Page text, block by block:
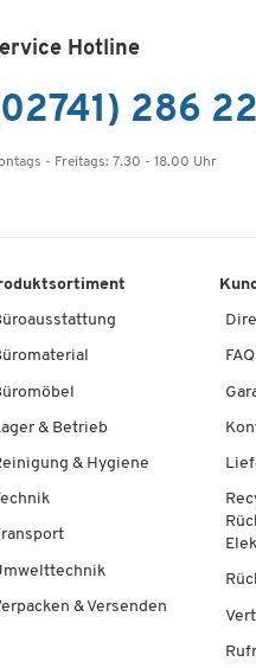
Hotline
286
- Freitags: 7.30 - 18.00 Uhr
& Betrieb
& Hygiene
& Versenden
FAQ